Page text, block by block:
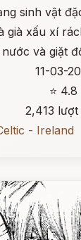
sinh vật
già xấu xí
và giặt
11-03-
⭐ 4.8
2,413
- Ireland